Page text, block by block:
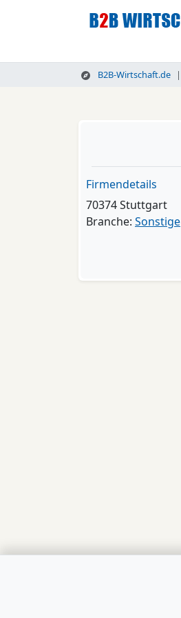
B2B-Wirtschaft.de
Firmendetails
70374 Stuttgart
Branche: Sonstige